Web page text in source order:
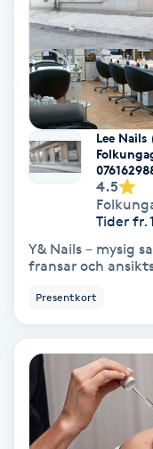
Fillers
Fotmassage
Fotsvamp
Fotvård
Fransförlängning
Fransförlängning
Lee
4.5
Tider fr.
Y& Nails – mysig
fransar och
Presentkort